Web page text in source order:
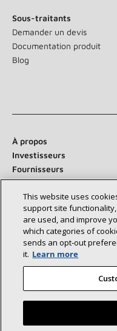
Sous-traitants
Demander un devis
Documentation produit
Blog
À propos
Investisseurs
Fournisseurs
Salle de presse
Communiquez avec
©2026 Lennox
This website uses
support site
are used, and improve
which categories of
sends an opt‑out
it. Learn more